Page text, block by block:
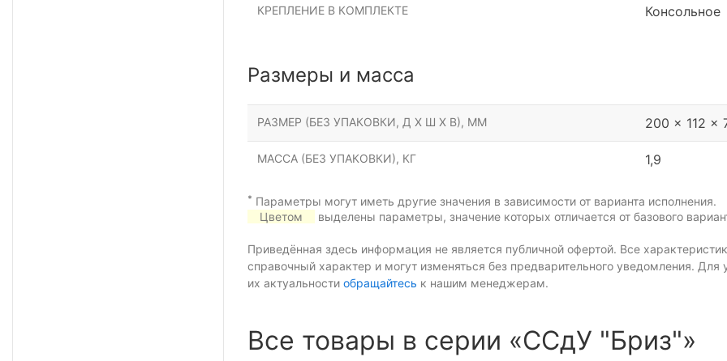
КРЕПЛЕНИЕ В КОМПЛЕКТЕ Консольное
Размеры и масса
РАЗМЕР (БЕЗ УПАКОВКИ, Д Х Ш Х В), ММ 200 x 112 x
МАССА (БЕЗ УПАКОВКИ), КГ 1,9
* Параметры могут иметь другие значения в зависимости от варианта исполнения.
Цветом
выделены параметры, значение которых отличается от базового
Приведённая здесь информация не является публичной офертой. Все
справочный характер и могут изменяться без предварительного уведомления. Для
их актуальности обращайтесь к нашим менеджерам.
Все товары в серии «ССдУ "Бриз"»